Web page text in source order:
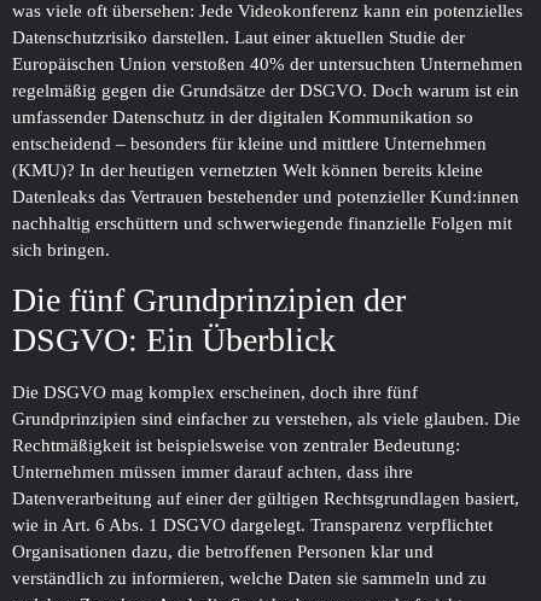
was viele oft übersehen: Jede Video­konferenz kann ein potenzielles
Datenschutz­risiko darstellen. Laut einer aktuellen Studie der
Europäischen Union verstoßen 40% der untersuchten Unternehmen
regelmäßig gegen die Grundsätze der DSGVO. Doch warum ist ein
umfassender Datenschutz in der digitalen Kommunikation so
entscheidend – besonders für kleine und mittlere Unternehmen
(KMU)? In der heutigen vernetzten Welt können bereits kleine
Datenleaks das Vertrauen bestehender und potenzieller Kund:innen
nachhaltig erschüttern und schwerwiegende finanzielle Folgen mit
sich bringen.
Die fünf Grundprinzipien der
DSGVO: Ein Überblick
Die DSGVO mag komplex erscheinen, doch ihre fünf
Grundprinzipien sind einfacher zu verstehen, als viele glauben. Die
Rechtmäßigkeit ist beispielsweise von zentraler Bedeutung:
Unternehmen müssen immer darauf achten, dass ihre
Datenverarbeitung auf einer der gültigen Rechtsgrundlagen basiert,
wie in Art. 6 Abs. 1 DSGVO dargelegt. Transparenz verpflichtet
Organisationen dazu, die betroffenen Personen klar und
verständlich zu informieren, welche Daten sie sammeln und zu